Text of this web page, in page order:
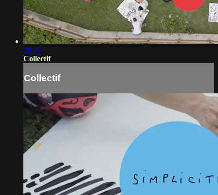
26:49
Collectif
Collectif